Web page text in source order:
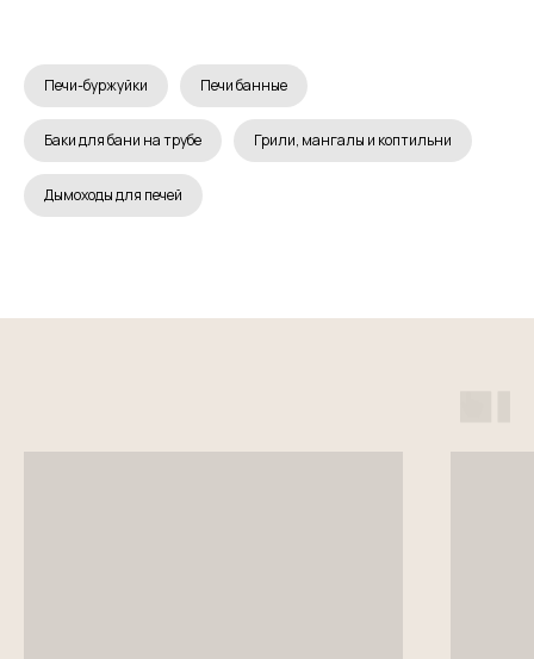
Печи-буржуйки Печи банные
Баки для бани на трубе Грили, мангалы и коптильни
Дымоходы для печей